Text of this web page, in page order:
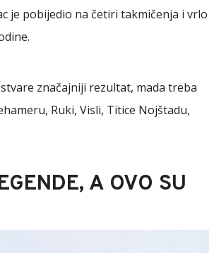
je pobijedio na četiri takmičenja i vrlo
značajniji rezultat, mada treba
Ruki, Visli, Titice Nojštadu,
A OVO SU